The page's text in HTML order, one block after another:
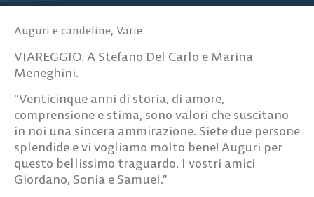
Auguri e candeline, Varie
VIAREGGIO. A Stefano Del Carlo e Marina
Meneghini.
“Venticinque anni di storia, di amore,
comprensione e stima, sono valori che suscitano
in noi una sincera ammirazione. Siete due persone
splendide e vi vogliamo molto bene! Auguri per
questo bellissimo traguardo. I vostri amici
Giordano, Sonia e Samuel.”